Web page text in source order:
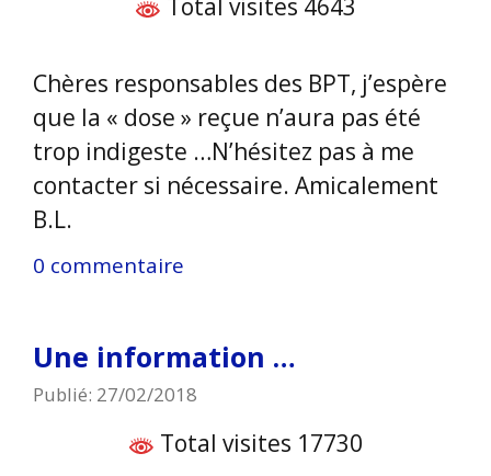
Total visites 4643
Chères responsables des BPT, j’espère
que la « dose » reçue n’aura pas été
trop indigeste …N’hésitez pas à me
contacter si nécessaire. Amicalement
B.L.
0 commentaire
Une information …
Publié: 27/02/2018
Total visites 17730